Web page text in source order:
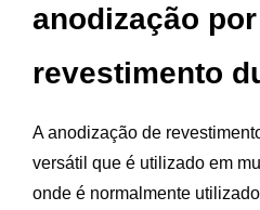
anodização por
revestimento
A anodização de
versátil que é utilizado em
onde é normalmente